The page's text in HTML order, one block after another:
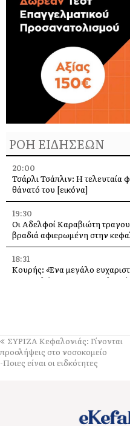
ΡΟΗ ΕΙΔΗΣΕΩΝ
20:00
Τσάρλι Τσάπλιν: Η τελευταία
θάνατό του [εικόνα]
19:30
Οι Αδελφοί Καραβιώτη
βραδιά αφιερωμένη στην
18:31
Κουρής: «Ένα μεγάλο
με τις φλόγες στην Κεφαλονιά»
18:00
Η Χορωδία και Μαντολινάτα
Καπανδρίτι
μήνες – Άμεση παρέμβαση
ΣΥΡΙΖΑ Κεφαλονιάς: Γίνονται
προσλήψεις στο νοσοκομείο
-Ποιες είναι οι ειδκότητες